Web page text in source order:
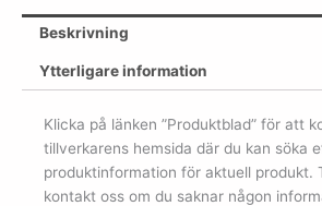
Beskrivning
Ytterligare information
Klicka på länken ”Produktblad” för att
tillverkarens hemsida där du kan söka
produktinformation för aktuell produkt.
kontakt oss om du saknar någon